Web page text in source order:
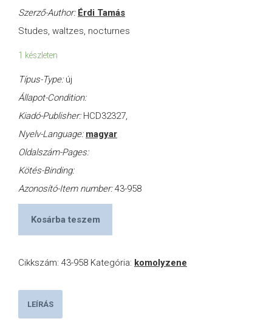
Szerző-Author: Érdi Tamás
Studes, waltzes, nocturnes
1 készleten
Típus-Type: új
Állapot-Condition:
Kiadó-Publisher: HCD32327,
Nyelv-Language: magyar
Oldalszám-Pages:
Kötés-Binding:
Azonosító-Item number:43-958
Kosárba teszem
Cikkszám: 43-958 Kategória: komolyzene
LEÍRÁS